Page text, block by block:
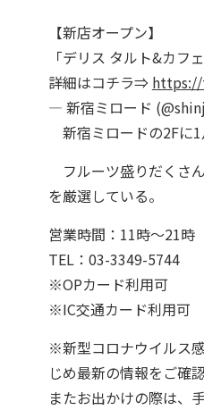
【新店オープン】
「デリス タルト&カフ
詳細はコチラ⇒ https://
— 新宿ミロード
新宿ミロードの2Fに1
フルーツ盛りだくさ
を厳選している。
営業時間：11時～21時
TEL：03-3349-5744
※OPカード利用可
※IC交通カード利用可
※新型コロナウイルス
じめ最新の情報をご確
またお出かけの際は、